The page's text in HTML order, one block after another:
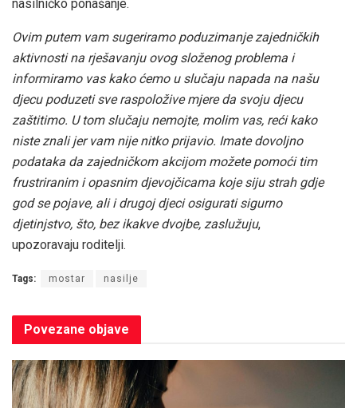
nasilničko ponašanje.
Ovim putem vam sugeriramo poduzimanje zajedničkih
aktivnosti na rješavanju ovog složenog problema i
informiramo vas kako ćemo u slučaju napada na našu
djecu poduzeti sve raspoložive mjere da svoju djecu
zaštitimo. U tom slučaju nemojte, molim vas, reći kako
niste znali jer vam nije nitko prijavio. Imate dovoljno
podataka da zajedničkom akcijom možete pomoći tim
frustriranim i opasnim djevojčicama koje siju strah gdje
god se pojave, ali i drugoj djeci osigurati sigurno
djetinjstvo, što, bez ikakve dvojbe, zaslužuju,
upozoravaju roditelji.
Tags: mostar nasilje
Povezane objave